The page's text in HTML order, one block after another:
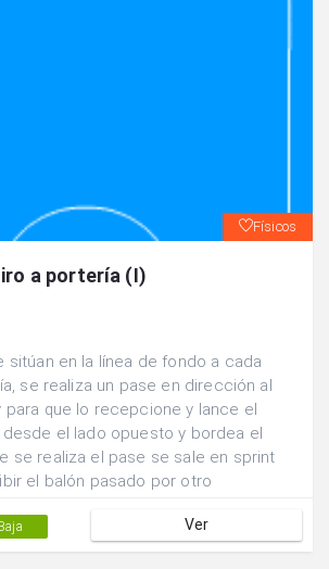
Físicos
a portería (I)
sitúan en la línea de fondo a cada
se realiza un pase en dirección al
para que lo recepcione y lance el
desde el lado opuesto y bordea el
se realiza el pase se sale en sprint
el balón pasado por otro
Ver